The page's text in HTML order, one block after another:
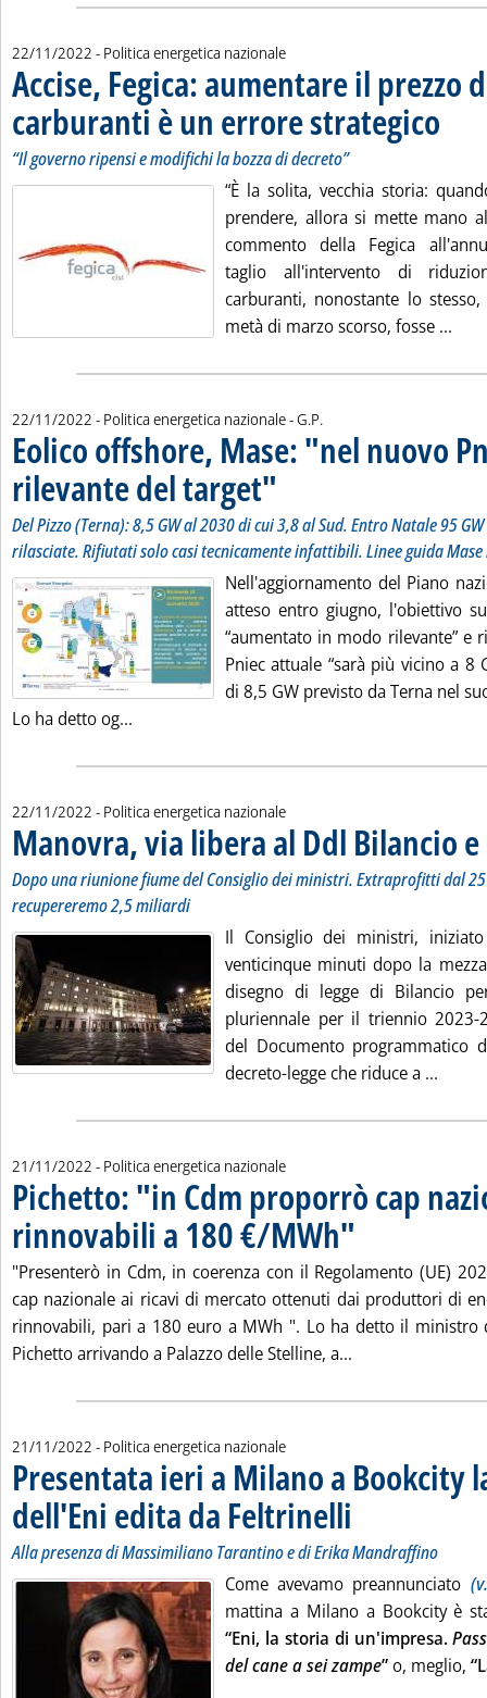
22/11/2022 - Politica energetica nazionale
Accise, Fegica: aumentare il prezzo
carburanti è un errore strategico
“Il governo ripensi e modifichi la bozza di decreto”
“È la solita, vecchia storia:
prendere, allora si mette mano
commento della Fegica
taglio all'intervento di
carburanti, nonostante lo
metà di marzo scorso, fosse ...
22/11/2022 - Politica energetica nazionale -di:
G.P.
Eolico offshore, Mase: "nel nuovo
rilevante del target"
Del Pizzo (Terna): 8,5 GW al 2030 di cui 3,8 al Sud. Entro Natale 95
rilasciate. Rifiutati solo casi tecnicamente infattibili. Linee guida
Nell'aggiornamento del Piano
atteso entro giugno, l'obiettivo
“aumentato in modo rilevante” e
Pniec attuale “sarà più vicino a 8
di 8,5 GW previsto da Terna nel
Lo ha detto og...
22/11/2022 - Politica energetica nazionale
Manovra, via libera al Ddl Bilancio e
Dopo una riunione fiume del Consiglio dei ministri. Extraprofitti dal
recupereremo 2,5 miliardi
Il Consiglio dei ministri,
venticinque minuti dopo la
disegno di legge di Bilancio
pluriennale per il triennio 2023-
del Documento programmatico
decreto-legge che riduce a ...
21/11/2022 - Politica energetica nazionale
Pichetto: "in Cdm proporrò cap
rinnovabili a 180 €/MWh" . Pubblicata lunedì 21
"Presenterò in Cdm, in coerenza con il Regolamento (UE)
cap nazionale ai ricavi di mercato ottenuti dai produttori di
rinnovabili, pari a 180 euro a MWh ". Lo ha detto il ministro
Pichetto arrivando a Palazzo delle Stelline, a...
21/11/2022 - Politica energetica nazionale
Presentata ieri a Milano a Bookcity
dell'Eni edita da Feltrinelli . Sottotitolo: Alla
. Pubblicata lunedì 21
Alla presenza di Massimiliano Tarantino e di Erika Mandraffino
Come avevamo preannunciato
mattina a Milano a Bookcity è
“Eni, la storia di un'impresa.
del cane a sei zampe”o, meglio,